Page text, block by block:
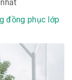
đồng phục lớp